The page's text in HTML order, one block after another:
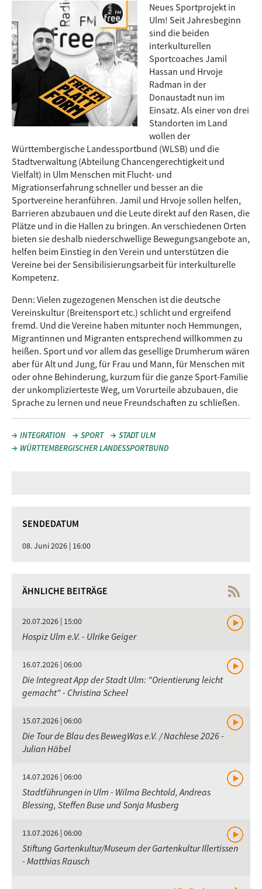
Neues Sportprojekt in
Ulm! Seit Jahresbeginn
sind die beiden
interkulturellen
Sportcoaches Jamil
Hassan und Hrvoje
Radman in der
Donaustadt nun im
Einsatz. Als einer von drei
Standorten im Land
wollen der
Württembergische Landessportbund (WLSB) und die
Stadtverwaltung (Abteilung Chancengerechtigkeit und
Vielfalt) in Ulm Menschen mit Flucht- und
Migrationserfahrung schneller und besser an die
Sportvereine heranführen. Jamil und Hrvoje sollen helfen,
Barrieren abzubauen und die Leute direkt auf den Rasen, die
Plätze und in die Hallen zu bringen. An verschiedenen Orten
bieten sie deshalb niederschwellige Bewegungsangebote an,
helfen beim Einstieg in den Verein und unterstützen die
Vereine bei der Sensibilisierungsarbeit für interkulturelle
Kompetenz.
Denn: Vielen zugezogenen Menschen ist die deutsche
Vereinskultur (Breitensport etc.) schlicht und ergreifend
fremd. Und die Vereine haben mitunter noch Hemmungen,
Migrantinnen und Migranten entsprechend willkommen zu
heißen. Sport und vor allem das gesellige Drumherum wären
aber für Alt und Jung, für Frau und Mann, für Menschen mit
oder ohne Behinderung, kurzum für die ganze Sport-Familie
der unkomplizierteste Weg, um Vorurteile abzubauen, die
Sprache zu lernen und neue Freundschaften zu schließen.
INTEGRATION SPORT
STADT ULM
WÜRTTEMBERGISCHER LANDESSPORTBUND
SENDEDATUM
08. Juni 2026 | 16:00
ÄHNLICHE BEITRÄGE
20.07.2026 | 15:00
Hospiz Ulm e.V. - Ulrike Geiger
16.07.2026 | 06:00
Die Integreat App der Stadt Ulm: "Orientierung leicht
gemacht" - Christina Scheel
15.07.2026 | 06:00
Die Tour de Blau des BewegWas e.V. / Nachlese 2026 -
Julian Häbel
14.07.2026 | 06:00
Stadtführungen in Ulm - Wilma Bechtold, Andreas
Blessing, Steffen Buse und Sonja Musberg
13.07.2026 | 06:00
Stiftung Gartenkultur/Museum der Gartenkultur Illertissen
- Matthias Rausch